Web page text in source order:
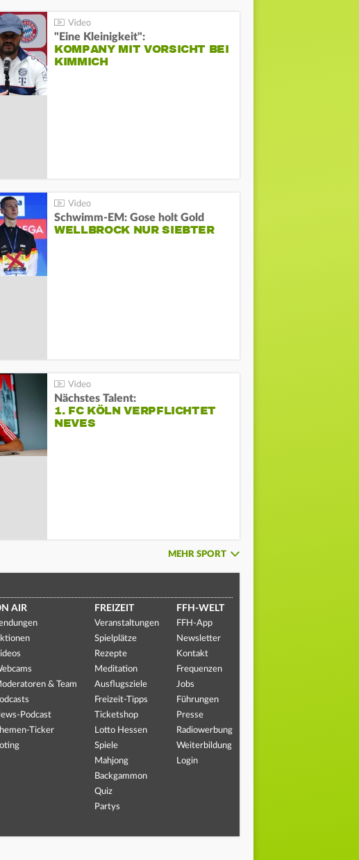
"Eine Kleinigkeit":
KOMPANY MIT VORSICHT BEI
KIMMICH
Schwimm-EM: Gose holt Gold
WELLBROCK NUR SIEBTER
Nächstes Talent:
1. FC KÖLN VERPFLICHTET
NEVES
MEHR SPORT
AIR
& Team
Podcast
Ticker
FREIZEIT
Veranstaltungen
Spielplätze
Rezepte
Meditation
Ausflugsziele
Freizeit-Tipps
Ticketshop
Lotto Hessen
Spiele
Mahjong
Backgammon
Quiz
Partys
FFH-WELT
FFH-App
Newsletter
Kontakt
Frequenzen
Jobs
Führungen
Presse
Radiowerbung
Weiterbildung
Login